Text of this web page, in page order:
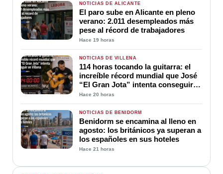
NOTICIAS DE ALICANTE
El paro sube en Alicante en pleno
verano: 2.011 desempleados más
pese al récord de trabajadores
Hace 19 horas
NOTICIAS DE VILLENA
114 horas tocando la guitarra: el
increíble récord mundial que José
“El Gran Jota” intenta conseguir
en Villena
Hace 20 horas
NOTICIAS DE BENIDORM
Benidorm se encamina al lleno en
agosto: los británicos ya superan a
los españoles en sus hoteles
Hace 21 horas